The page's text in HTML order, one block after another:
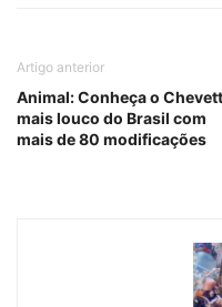
Artigo anterior
Animal: Conheça o
mais louco do Brasil com
mais de 80 modificações